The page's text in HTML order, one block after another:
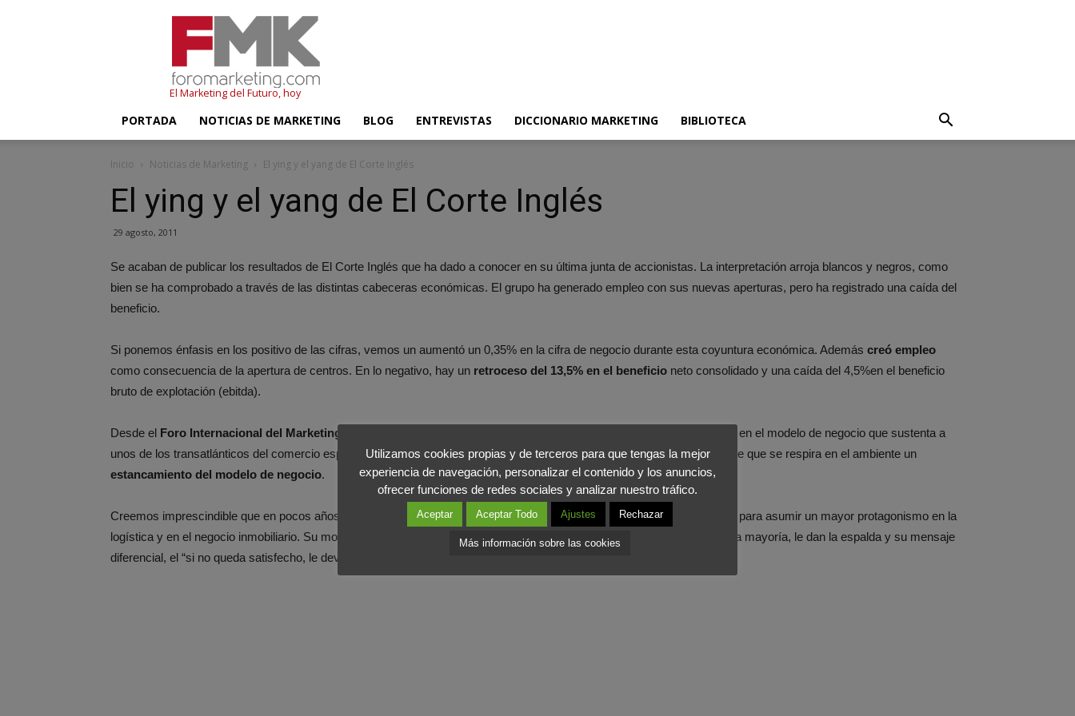
El Marketing del Futuro, hoy
PORTADA NOTICIAS DE MARKETING BLOG ENTREVISTAS DICCIONARIO MARKETING BIBLIOTECA
Inicio Noticias de Marketing El ying y el yang de El Corte Inglés
El ying y el yang de El Corte Inglés
29 agosto, 2011
Se acaban de publicar los resultados de El Corte Inglés que ha dado a conocer en su última junta de accionistas. La interpretación arroja blancos y negros, como
bien se ha comprobado a través de las distintas cabeceras económicas. El grupo ha generado empleo con sus nuevas aperturas, pero ha registrado una caída del
beneficio.
Si ponemos énfasis en los positivo de las cifras, vemos un aumentó un 0,35% en la cifra de negocio durante esta coyuntura económica. Además creó empleo
como consecuencia de la apertura de centros. En lo negativo, hay un retroceso del 13,5% en el beneficio neto consolidado y una caída del 4,5%en el beneficio
bruto de explotación (ebitda).
Desde el Foro Internacional del Marketing
venimos reflexionando desde el año 2007 sobre la necesidad de un cambio en el modelo de negocio que sustenta a
unos de los transatlánticos del comercio español. Aunque desde la empresa se defienden “cambios y adaptación”, parece que se respira en el ambiente un
estancamiento del modelo de negocio.
Creemos imprescindible que en pocos años El Corte Inglésdeberá replantearse su estrategia y modelo de explotación, para asumir un mayor protagonismo en la
logística y en el negocio inmobiliario. Su modelo parece cada día más anclado en el pasado. Los
, en su inmensa mayoría, le dan la espalda y su mensaje
diferencial, el “si no queda satisfecho, le devolvemos el dinero”, se ha quedado obsoleto.
Utilizamos cookies propias y de terceros para que tengas la mejor
experiencia de navegación, personalizar el contenido y los anuncios,
ofrecer funciones de redes sociales y analizar nuestro tráfico.
Aceptar Aceptar Todo Ajustes Rechazar
Más información sobre las cookies